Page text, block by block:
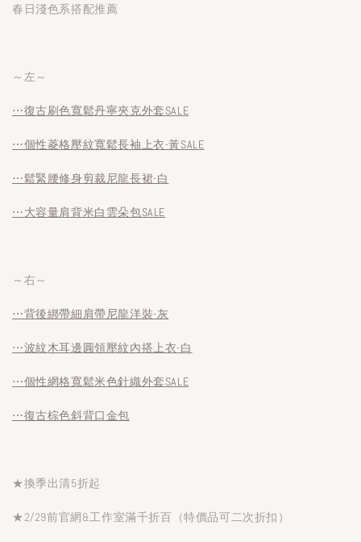
春日淺色系搭配推薦
～左～
⋯復古刷色寬鬆丹寧夾克外套SALE
⋯個性菱格壓紋寬鬆長袖上衣-黃SALE
⋯鬆緊腰修身剪裁尼龍長裙-白
⋯大容量肩背米白雲朵包SALE
～右～
⋯背後綁帶細肩帶尼龍洋裝-灰
⋯波紋木耳邊圓領壓紋內搭上衣-白
⋯個性網格寬鬆米色針織外套SALE
⋯復古棕色斜背口金包
★換季出清5折起
★2/29前官網&工作室滿千折百（特價品可二次折扣）